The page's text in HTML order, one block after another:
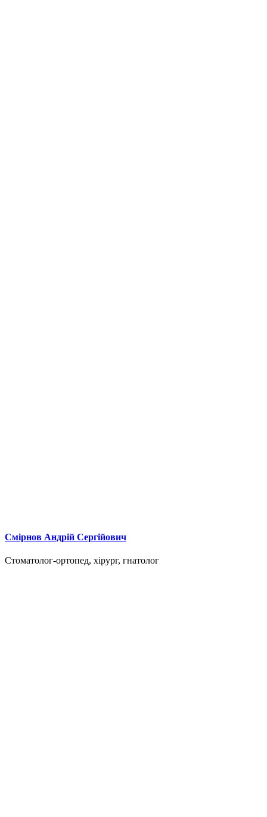
Смірнов Андрій Сергійович
Стоматолог-ортопед, хірург, гнатолог